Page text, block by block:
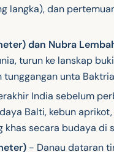
langka), dan
dan Nubra
turun ke lanskap
tunggangan unta
India sebelum
Balti, kebun
khas secara budaya di
- Danau dataran